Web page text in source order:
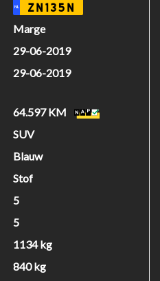
NL ZN135N
Marge
29-06-2019
29-06-2019
64.597 KM
SUV
Blauw
Stof
5
5
1134 kg
840 kg